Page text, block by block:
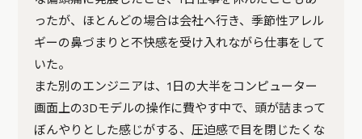
ったが、ほとんどの場合は会社へ行き、季節性アレル
ギーの鼻づまりと不快感を受け入れながら仕事をして
いた。
また別のエンジニアは、1日の大半をコンピューター
画面上の3Dモデルの操作に費やす中で、頭が詰まって
ぼんやりとした感じがする、圧迫感で目を閉じたくな